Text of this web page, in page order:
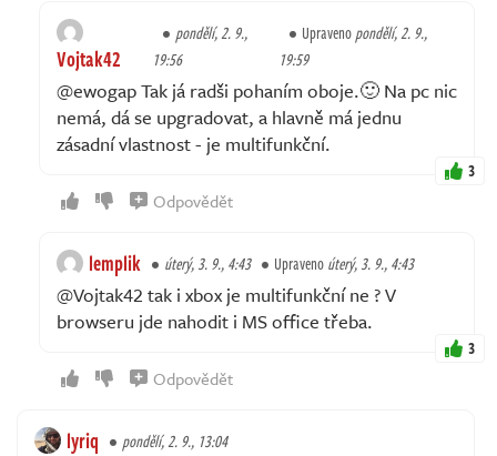
Vojtak42
pondělí, 2. 9.,
19:56
Upravenopondělí, 2. 9.,
19:59
@ewogap Tak já radši pohaním oboje.🙂 Na pc nic
nemá, dá se upgradovat, a hlavně má jednu
zásadní vlastnost - je multifunkční.
3
Odpovědět
lemplik úterý, 3. 9., 4:43 Upravenoúterý, 3. 9., 4:43
@Vojtak42 tak i xbox je multifunkční ne ? V
browseru jde nahodit i MS office třeba.
3
Odpovědět
lyriq pondělí, 2. 9., 13:04